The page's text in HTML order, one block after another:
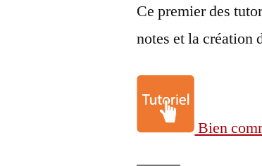
Ce premier des
notes et la création
Bien